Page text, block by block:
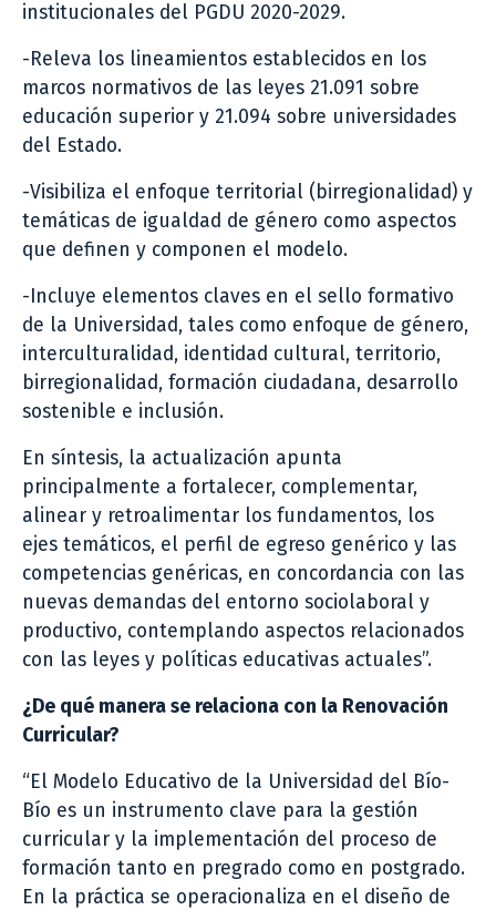
institucionales del PGDU 2020-2029.
-Releva los lineamientos establecidos en los
marcos normativos de las leyes 21.091 sobre
educación superior y 21.094 sobre universidades
del Estado.
-Visibiliza el enfoque territorial (birregionalidad) y
temáticas de igualdad de género como aspectos
que definen y componen el modelo.
-Incluye elementos claves en el sello formativo
de la Universidad, tales como enfoque de género,
interculturalidad, identidad cultural, territorio,
birregionalidad, formación ciudadana, desarrollo
sostenible e inclusión.
En síntesis, la actualización apunta
principalmente a fortalecer, complementar,
alinear y retroalimentar los fundamentos, los
ejes temáticos, el perfil de egreso genérico y las
competencias genéricas, en concordancia con las
nuevas demandas del entorno sociolaboral y
productivo, contemplando aspectos relacionados
con las leyes y políticas educativas actuales”.
¿De qué manera se relaciona con la Renovación
Curricular?
“El Modelo Educativo de la Universidad del Bío-
Bío es un instrumento clave para la gestión
curricular y la implementación del proceso de
formación tanto en pregrado como en postgrado.
En la práctica se operacionaliza en el diseño de